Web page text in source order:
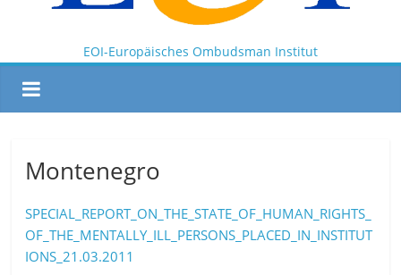
EOI-Europäisches Ombudsman Institut
Montenegro
SPECIAL_REPORT_ON_THE_STATE_OF_HUMAN_RIGHTS_
OF_THE_MENTALLY_ILL_PERSONS_PLACED_IN_INSTITUT
IONS_21.03.2011